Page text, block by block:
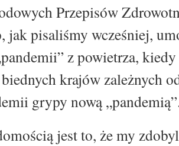
Przepisów
jak pisaliśmy wcześniej,
z powietrza,
krajów zależnych
grypy nową
jest to, że my